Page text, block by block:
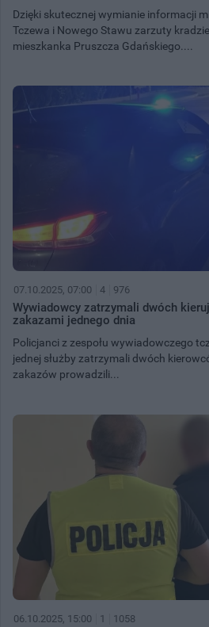
Dzięki skutecznej wymianie informacji
Tczewa i Nowego Stawu zarzuty
mieszkanka Pruszcza Gdańskiego....
07.10.2025, 07:00 4 976
Wywiadowcy zatrzymali dwóch
zakazami jednego dnia
Policjanci z zespołu wywiadowczego
jednej służby zatrzymali dwóch
zakazów prowadzili...
06.10.2025, 15:00 1 1058